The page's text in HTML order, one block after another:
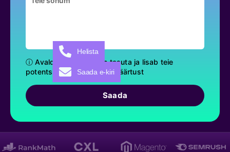
ⓘ Avalduse täitmine on tasuta ja lisab teie
potentsiaalsele projektile väärtust
Saada
Helista
Saada e-kiri